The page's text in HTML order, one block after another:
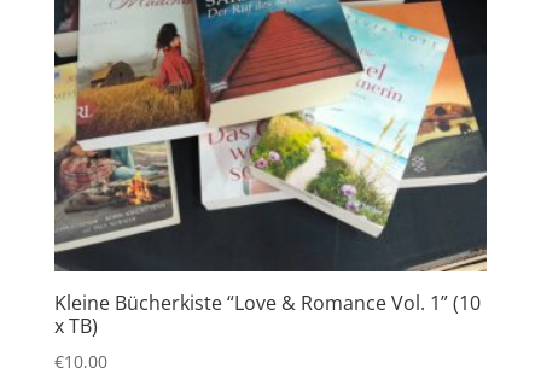
Kleine Bücherkiste “Love & Romance Vol. 1” (10
x TB)
€10,00